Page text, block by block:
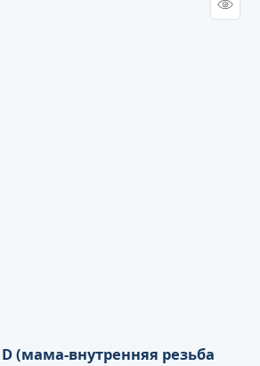
(мама-внутренняя резьба